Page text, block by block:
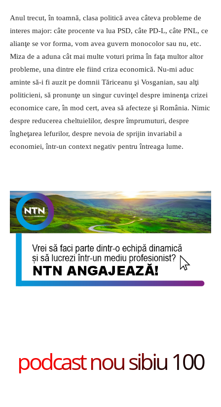
Anul trecut, în toamnă, clasa po­litică avea câteva probleme de
in­­teres major: câte procente va lua PSD, câte PD-L, câte PNL, ce
ali­an­ţe se vor forma, vom avea gu­vern monocolor sau nu, etc.
Miza de a aduna cât mai multe voturi prima în faţa multor altor
probleme, una dintre ele fiind criza economică. Nu-mi aduc
aminte să-i fi auzit pe domnii Tăriceanu şi Vosganian, sau alţi
politicieni, să pronunţe un singur cuvinţel despre iminenţa crizei
economice care, în mod cert, avea să afecteze şi România. Nimic
despre reducerea cheltuielilor, des­pre împrumuturi, despre
îngheţarea lefurilor, despre nevoia de sprijin invariabil a
economiei, într-un con­text negativ pentru întreaga lume.
podcast nou sibiu 100